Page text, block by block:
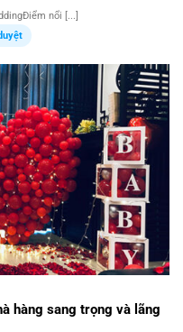
nổi [...]
hàng sang trọng và lãng